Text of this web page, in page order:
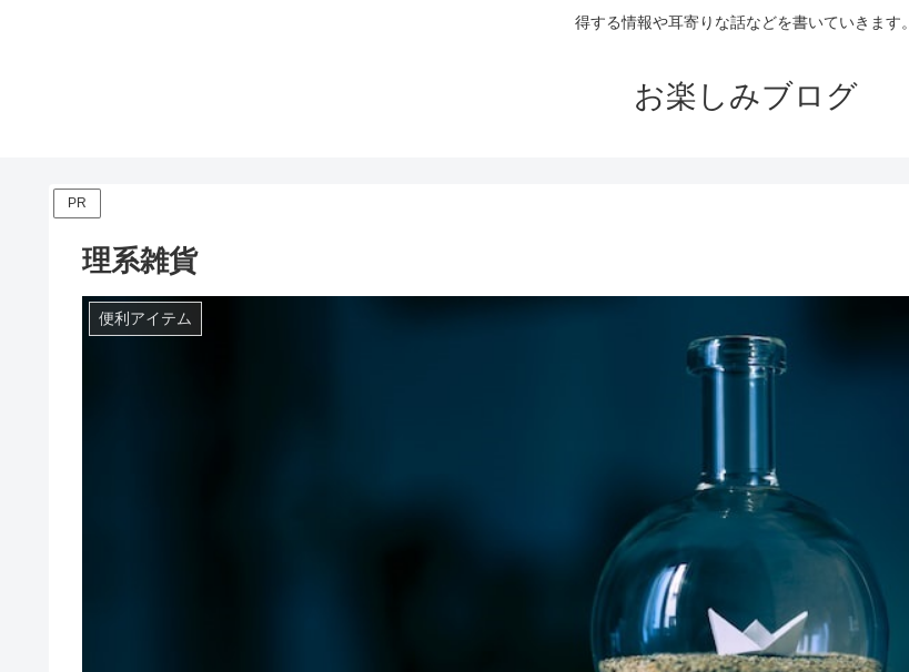
得する情報や耳寄りな話などを書いていきます。
お楽しみブログ
PR
理系雑貨
便利アイテム